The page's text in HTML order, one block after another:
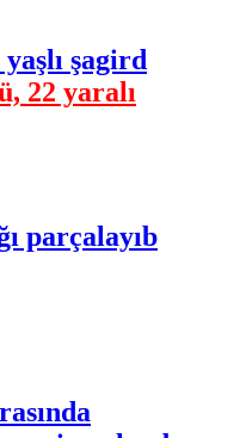
şagird
22 yaralı
parçalayıb